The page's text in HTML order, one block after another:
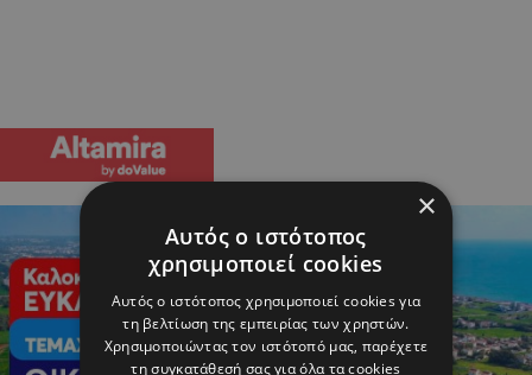
×
Αυτός ο ιστότοπος
χρησιμοποιεί cookies
Αυτός ο ιστότοπος χρησιμοποιεί cookies για
τη βελτίωση της εμπειρίας των χρηστών.
Χρησιμοποιώντας τον ιστότοπό μας, παρέχετε
τη συγκατάθεσή σας για όλα τα cookies